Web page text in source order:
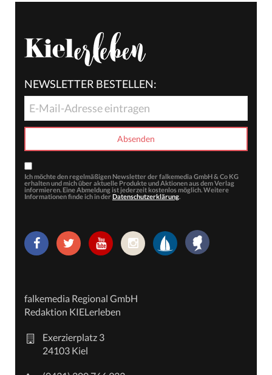
NEWSLETTER BESTELLEN:
Ich möchte den regelmäßigen Newsletter der falkemedia GmbH & Co KG
erhalten und mich über aktuelle Produkte und Aktionen aus dem Verlag
informieren. Eine Abmeldung ist jederzeit kostenlos möglich. Weitere
Informationen finde ich in der Datenschutzerklärung.
falkemedia Regional GmbH
Redaktion KIELerleben
Exerzierplatz 3
24103 Kiel